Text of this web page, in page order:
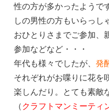
性の方が多かったようで
しの男性の方もいらっし
おひとりさまでご参加、
参加などなど・・・
年代も様々でしたが、発
それぞれがお喋りに花を
楽しんだり。とても素敵
（ クラフトマンミーティ